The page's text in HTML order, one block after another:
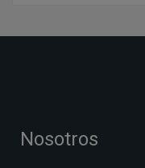
Nosotros